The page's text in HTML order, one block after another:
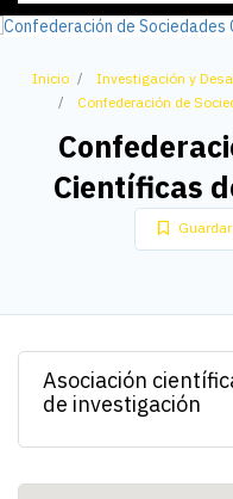
Inicio
Investigación y
Confederación de
Científicas
Guardar
Asociación
de investigación